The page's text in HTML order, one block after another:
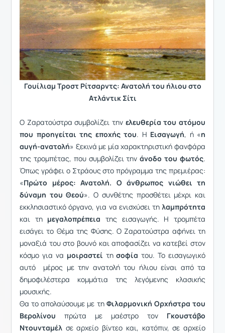
Γουίλιαμ Τροστ Ρίτσαρντς: Ανατολή του ήλιου στο
Ατλάντικ Σίτι
Ο Ζαρατούστρα συμβολίζει την ελευθερία του ατόμου
που προηγείται της εποχής του. Η Εισαγωγή, ή «η
αυγή-ανατολή» ξεκινά με μία χαρακτηριστική φανφάρα
της τρομπέτας, που συμβολίζει τηνάνοδο του φωτός.
Όπως γράφει ο Στράους στο πρόγραμμα της πρεμιέρας:
«Πρώτο μέρος: Ανατολή. Ο άνθρωπος νιώθει τη
δύναμη του Θεού». Ο συνθέτης προσθέτει μέχρι και
εκκλησιαστικό όργανο, για να ενισχύσει τη λαμπρότητα
και τη μεγαλοπρέπεια της εισαγωγής. Η τρομπέτα
εισάγει το Θέμα της Φύσης. Ο Ζαρατούστρα αφήνει τη
μοναξιά του στο βουνό και αποφασίζει να κατεβεί στον
κόσμο για να μοιραστεί τησοφία του. Το εισαγωγικό
αυτό μέρος με την ανατολή του ήλιου είναι από τα
δημοφιλέστερα κομμάτια της λεγόμενης κλασικής
μουσικής.
Θα το απολαύσουμε με τη Φιλαρμονική Ορχήστρα του
Βερολίνου πρώτα με μαέστρο τον Γκουστάβο
Ντουνταμέλ σε αρχείο βίντεο και, κατόπιν, σε αρχείο